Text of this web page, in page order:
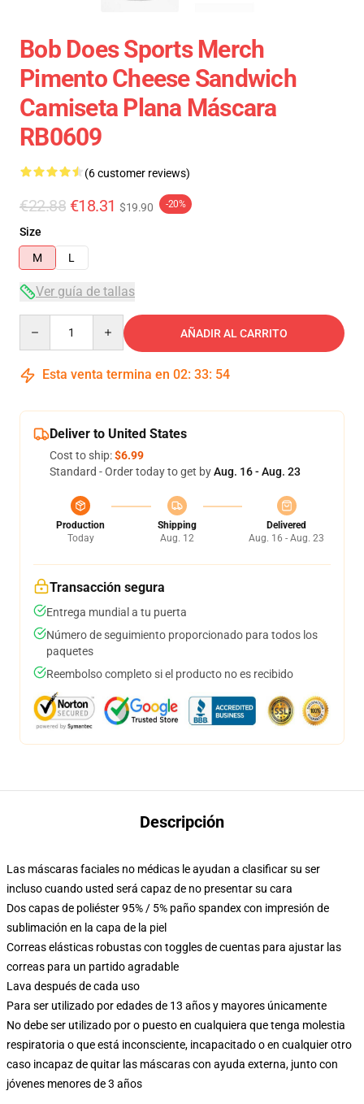
Bob Does Sports Merch
Pimento Cheese Sandwich
Camiseta Plana Máscara
RB0609
(6 customer reviews)
€22.88 €18.31 $19.90 -20%
Size
M
L
Ver guía de tallas
AÑADIR AL CARRITO
Esta venta termina en 02: 33: 54
Deliver to United States
Cost to ship:$6.99
Standard - Order today to get byAug. 16 - Aug. 23
Production
Today
Shipping
Aug. 12
Delivered
Aug. 16 - Aug. 23
Transacción segura
Entrega mundial a tu puerta
Número de seguimiento proporcionado para todos los
paquetes
Reembolso completo si el producto no es recibido
Descripción
Las máscaras faciales no médicas le ayudan a clasificar su ser
incluso cuando usted será capaz de no presentar su cara
Dos capas de poliéster 95% / 5% paño spandex con impresión de
sublimación en la capa de la piel
Correas elásticas robustas con toggles de cuentas para ajustar las
correas para un partido agradable
Lava después de cada uso
Para ser utilizado por edades de 13 años y mayores únicamente
No debe ser utilizado por o puesto en cualquiera que tenga molestia
respiratoria o que está inconsciente, incapacitado o en cualquier otro
caso incapaz de quitar las máscaras con ayuda externa, junto con
jóvenes menores de 3 años